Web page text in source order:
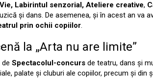
Labirintul senzorial, Ateliere creative,
și dans. De asemenea, și în acest an va
prin ochii copiilor.
la „Arta nu are limite”
Spectacolul-concurs de teatru, dans și
palate și cluburi ale copiilor, precum și din